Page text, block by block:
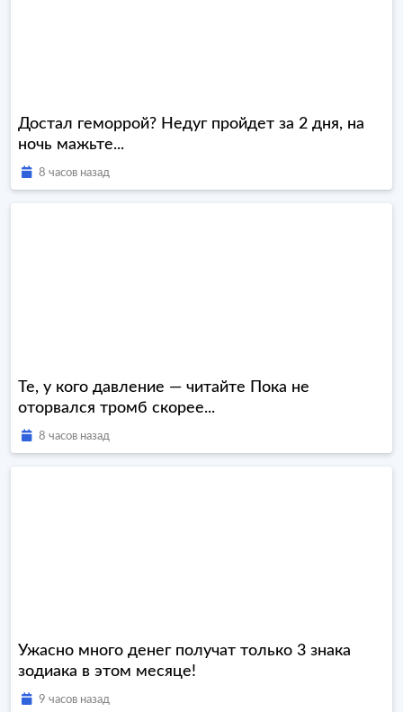
Достал геморрой? Недуг пройдет за 2 дня, на
ночь мажьте...
8 часов назад
Те, у кого давление — читайте Пока не
оторвался тромб скорее...
8 часов назад
Ужасно много денег получат только 3 знака
зодиака в этом месяце!
9 часов назад